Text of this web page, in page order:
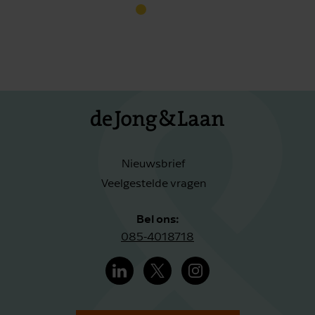
Nieuwsbrief
Veelgestelde vragen
Bel ons:
085-4018718